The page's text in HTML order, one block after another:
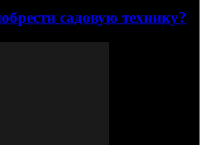
садовую технику?